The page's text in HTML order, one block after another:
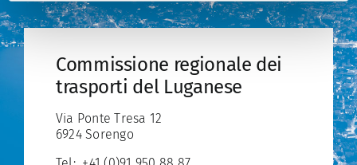
Commissione regionale dei
trasporti del Luganese
Via Ponte Tresa 12
6924 Sorengo